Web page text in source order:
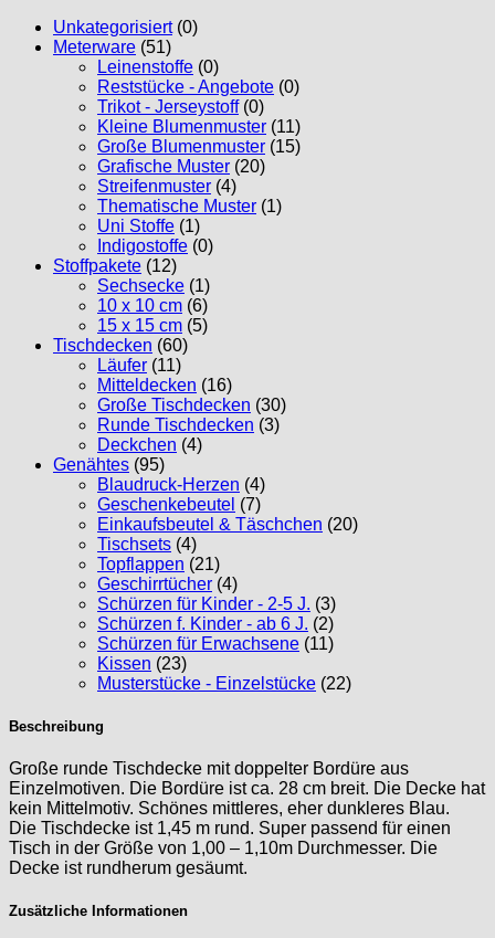
Unkategorisiert (0)
Meterware (51)
Leinenstoffe (0)
Reststücke - Angebote (0)
Trikot - Jerseystoff (0)
Kleine Blumenmuster (11)
Große Blumenmuster (15)
Grafische Muster (20)
Streifenmuster (4)
Thematische Muster (1)
Uni Stoffe (1)
Indigostoffe (0)
Stoffpakete (12)
Sechsecke (1)
10 x 10 cm (6)
15 x 15 cm (5)
Tischdecken (60)
Läufer (11)
Mitteldecken (16)
Große Tischdecken (30)
Runde Tischdecken (3)
Deckchen (4)
Genähtes (95)
Blaudruck-Herzen (4)
Geschenkebeutel (7)
Einkaufsbeutel & Täschchen (20)
Tischsets (4)
Topflappen (21)
Geschirrtücher (4)
Schürzen für Kinder - 2-5 J. (3)
Schürzen f. Kinder - ab 6 J. (2)
Schürzen für Erwachsene (11)
Kissen (23)
Musterstücke - Einzelstücke (22)
Beschreibung
Große runde Tischdecke mit doppelter Bordüre aus
Einzelmotiven. Die Bordüre ist ca. 28 cm breit. Die Decke hat
kein Mittelmotiv. Schönes mittleres, eher dunkleres Blau.
Die Tischdecke ist 1,45 m rund. Super passend für einen
Tisch in der Größe von 1,00 – 1,10m Durchmesser. Die
Decke ist rundherum gesäumt.
Zusätzliche Informationen